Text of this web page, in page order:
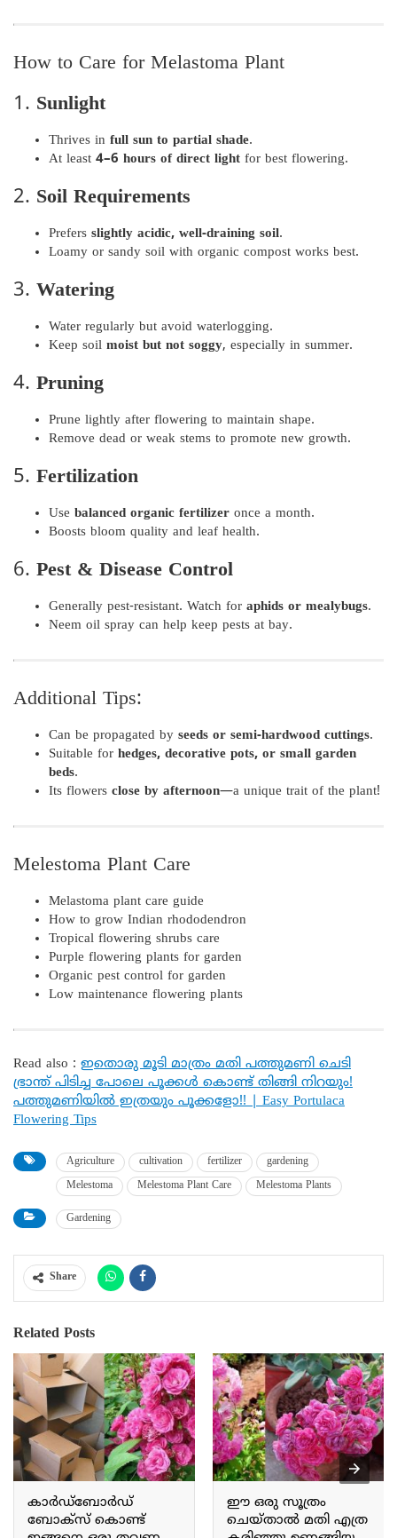
How to Care for Melastoma Plant
1. Sunlight
Thrives in full sun to partial shade.
At least 4–6 hours of direct light for best flowering.
2. Soil Requirements
Prefers slightly acidic, well-draining soil.
Loamy or sandy soil with organic compost works best.
3. Watering
Water regularly but avoid waterlogging.
Keep soil moist but not soggy, especially in summer.
4. Pruning
Prune lightly after flowering to maintain shape.
Remove dead or weak stems to promote new growth.
5. Fertilization
Use balanced organic fertilizer once a month.
Boosts bloom quality and leaf health.
6. Pest & Disease Control
Generally pest-resistant. Watch for aphids or mealybugs.
Neem oil spray can help keep pests at bay.
Additional Tips:
Can be propagated by seeds or semi-hardwood cuttings.
Suitable for hedges, decorative pots, or small garden
beds.
Its flowers close by afternoon—a unique trait of the plant!
Melestoma Plant Care
Melastoma plant care guide
How to grow Indian rhododendron
Tropical flowering shrubs care
Purple flowering plants for garden
Organic pest control for garden
Low maintenance flowering plants
Read also : ഇതൊരു മൂടി മാത്രം മതി പത്തുമണി ചെടി
ഭ്രാന്ത് പിടിച്ച പോലെ പൂക്കൾ കൊണ്ട് തിങ്ങി നിറയും!
പത്തുമണിയിൽ ഇത്രയും പൂക്കളോ!! | Easy Portulaca
Flowering Tips
Agriculture cultivation fertilizer
gardening
Melestoma
Melestoma Plant Care Melestoma Plants
Gardening
Share
Related Posts
കാർഡ്ബോർഡ്
ബോക്സ് കൊണ്ട്
ഈ ഒരു സൂത്രം
ചെയ്താൽ മതി എത്ര